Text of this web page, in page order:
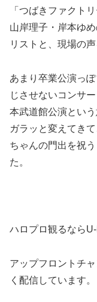
「つばきファクト
山岸理子・岸本ゆ
リストと、現場の
あまり卒業公演っ
じさせないコンサ
本武道館公演とい
ガラッと変えてき
ちゃんの門出を祝
た。
ハロプロ観るなら
アップフロントチ
く配信しています。